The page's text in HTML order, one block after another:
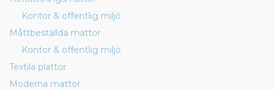
Kontor & offentlig miljö
Måttbeställda mattor
Kontor & offentlig miljö
Textila plattor
Moderna mattor